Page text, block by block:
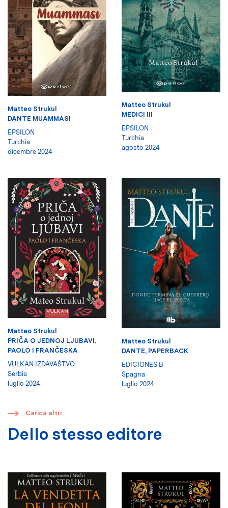
Matteo Strukul
DANTE MUAMMASI
EPSILON
Turchia
dicembre 2024
Matteo Strukul
MEDICI III
EPSILON
Turchia
agosto 2024
Matteo Strukul
PRIČA O JEDNOJ LJUBAVI.
PAOLO I FRANČESKA
VULKAN IZDAVAŠTVO
Serbia
luglio 2024
Matteo Strukul
DANTE, PAPERBACK
EDICIONES B
Spagna
luglio 2024
​ Carica altri
Dello stesso editore